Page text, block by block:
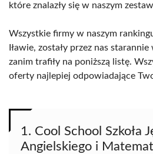
które znalazły się w naszym
Wszystkie firmy w naszym
Iławie, zostały przez nas
zanim trafiły na poniższą listę.
oferty najlepiej odpowiadające
1. Cool School Szkoła
Angielskiego i